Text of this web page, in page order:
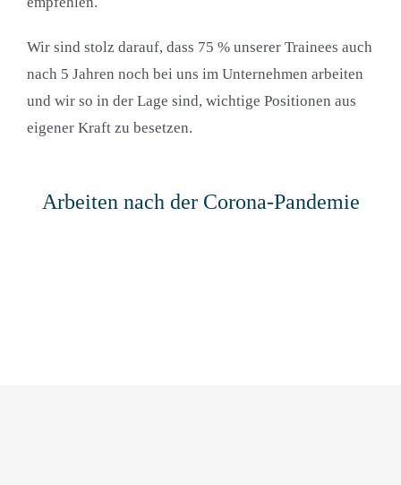
Wir sind stolz darauf, dass 75 % unserer Trainees auch
nach 5 Jahren noch bei uns im Unternehmen arbeiten
und wir so in der Lage sind, wichtige Positionen aus
eigener Kraft zu besetzen.
Arbeiten nach der Corona-Pandemie